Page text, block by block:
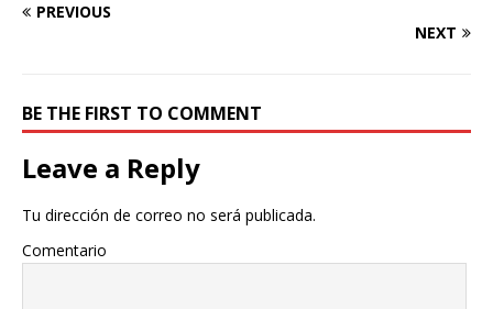
PREVIOUS
NEXT
BE THE FIRST TO COMMENT
Leave a Reply
Tu dirección de correo no será publicada.
Comentario